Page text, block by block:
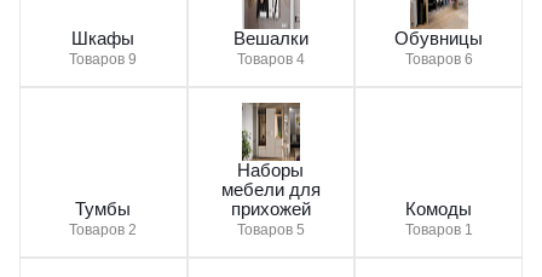
Шкафы
Товаров 9
Вешалки
Товаров 4
Обувницы
Товаров 6
Тумбы
Товаров 2
Наборы
мебели для
прихожей
Товаров 5
Комоды
Товаров 1